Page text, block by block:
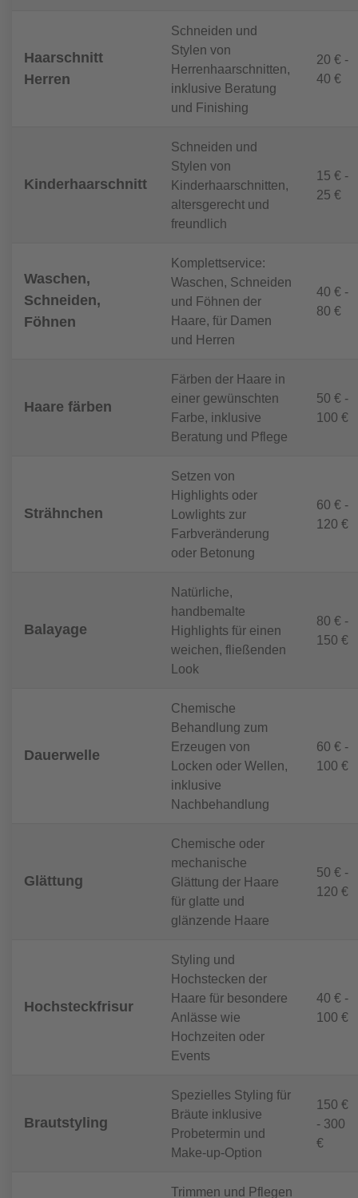
Haarschnitt
Herren
Schneiden und
Stylen von
Herrenhaarschnitten,
inklusive Beratung
und Finishing
20 € -
40 €
Kinderhaarschnitt
Schneiden und
Stylen von
Kinderhaarschnitten,
altersgerecht und
freundlich
15 € -
25 €
Waschen,
Schneiden,
Föhnen
Komplettservice:
Waschen, Schneiden
und Föhnen der
Haare, für Damen
und Herren
40 € -
80 €
Haare färben
Färben der Haare in
einer gewünschten
Farbe, inklusive
Beratung und Pflege
50 € -
100 €
Strähnchen
Setzen von
Highlights oder
Lowlights zur
Farbveränderung
oder Betonung
60 € -
120 €
Balayage
Natürliche,
handbemalte
Highlights für einen
weichen, fließenden
Look
80 € -
150 €
Dauerwelle
Chemische
Behandlung zum
Erzeugen von
Locken oder Wellen,
inklusive
Nachbehandlung
60 € -
100 €
Glättung
Chemische oder
mechanische
Glättung der Haare
für glatte und
glänzende Haare
50 € -
120 €
Hochsteckfrisur
Styling und
Hochstecken der
Haare für besondere
Anlässe wie
Hochzeiten oder
Events
40 € -
100 €
Brautstyling
Spezielles Styling für
Bräute inklusive
Probetermin und
Make-up-Option
150 €
- 300
€
Trimmen und Pflegen